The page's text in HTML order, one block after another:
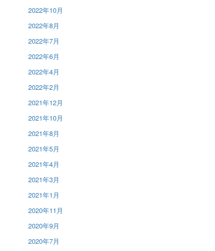
2022年10月
2022年8月
2022年7月
2022年6月
2022年4月
2022年2月
2021年12月
2021年10月
2021年8月
2021年5月
2021年4月
2021年3月
2021年1月
2020年11月
2020年9月
2020年7月